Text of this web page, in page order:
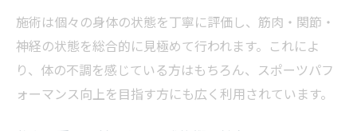
兼子ただし式が慢性痛改善に選ばれる理由
ストレッチ施術後の変化と持続性を解説
肩こり・腰痛対策で注目の兼子ただしストレッ
施術は個々の身体の状態を丁寧に評価し、筋肉・関節・
神経の状態を総合的に見極めて行われます。これによ
り、体の不調を感じている方はもちろん、スポーツパフ
ォーマンス向上を目指す方にも広く利用されています。